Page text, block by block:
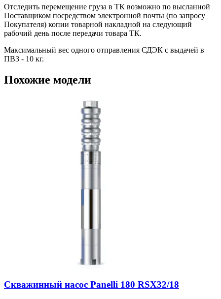
Отследить перемещение груза в ТК возможно по высланной
Поставщиком посредством электронной почты (по запросу
Покупателя) копии товарной накладной на следующий
рабочий день после передачи товара ТК.
Максимальный вес одного отправления СДЭК с выдачей в
ПВЗ - 10 кг.
Похожие модели
Скважинный насос Panelli 180 RSX32/18